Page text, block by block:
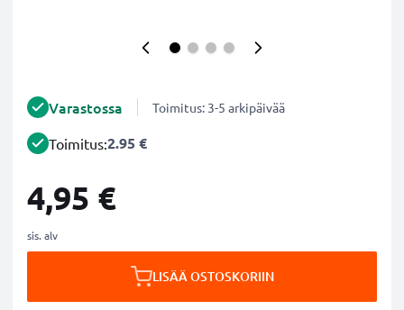
Varastossa Toimitus: 3-5 arkipäivää
Toimitus:2.95 €
4,95 €
sis. alv
LISÄÄ OSTOSKORIIN